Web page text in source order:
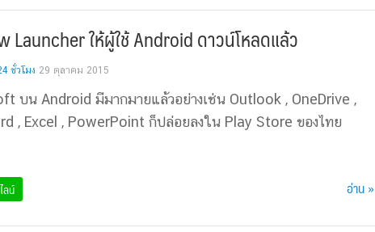
ให้ผู้ใช้ Android ดาวน์โหลดแล้ว
ชั่วโมง 29 ตุลาคม 2015
บน Android มีมากมายแล้วอย่างเช่น Outlook , OneDrive ,
, Excel , PowerPoint ก็ปล่อยลงใน Play Store ของไทย
ลน์ อ่าน »